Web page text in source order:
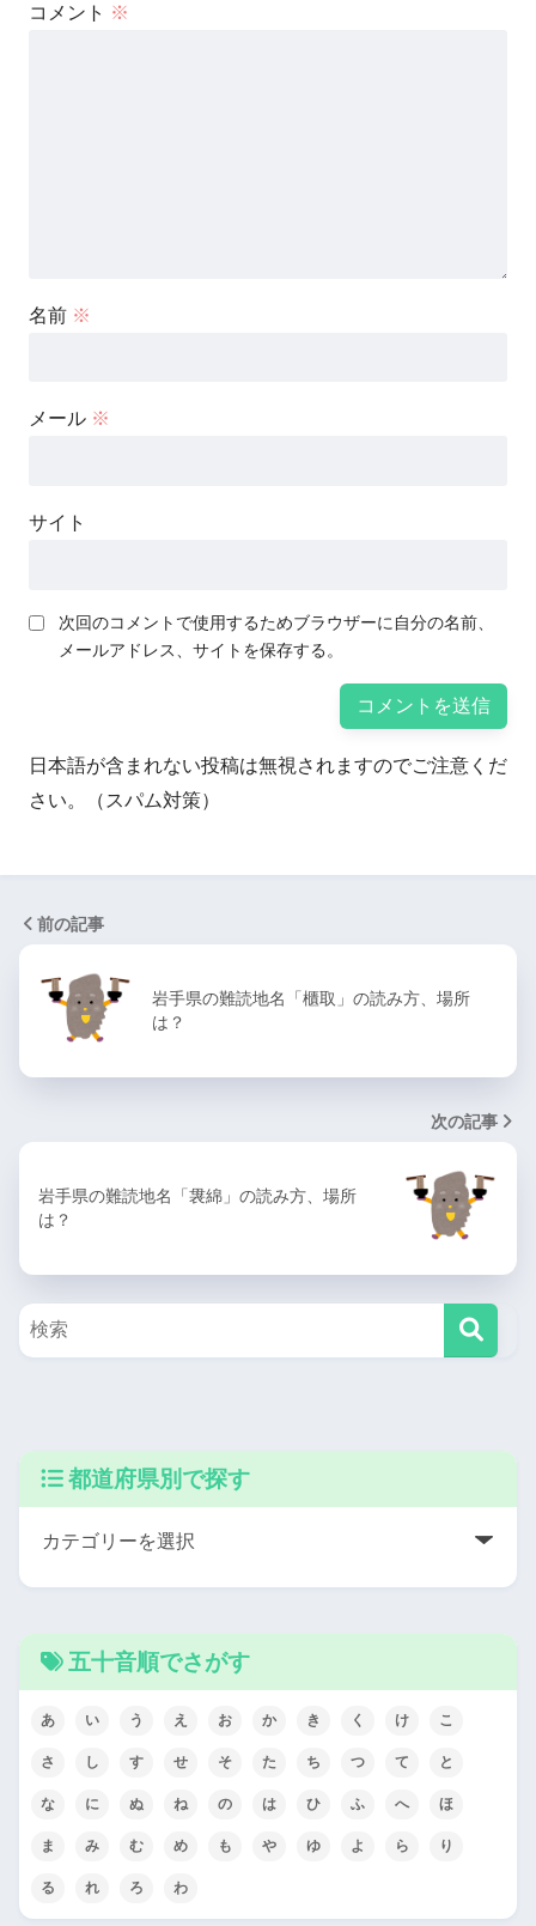
コメント ※
名前 ※
メール ※
サイト
次回のコメントで使用するためブラウザーに自分の名前、
メールアドレス、サイトを保存する。
日本語が含まれない投稿は無視されますのでご注意くだ
さい。（スパム対策）
前の記事
岩手県の難読地名「櫃取」の読み方、場所
は？
次の記事
岩手県の難読地名「袰綿」の読み方、場所
は？
都道府県別で探す
五十音順でさがす
あ い う え お か き く け こ
さ し す せ そ た ち つ て と
な に ぬ ね の は ひ ふ へ ほ
ま み む め も や ゆ よ ら り
る れ ろ わ